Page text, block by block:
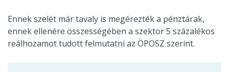
Ennek szelét már tavaly is megérezték a pénztárak,
ennek ellenére összességében a szektor 5 százalékos
reálhozamot tudott felmutatni az ÖPOSZ szerint.